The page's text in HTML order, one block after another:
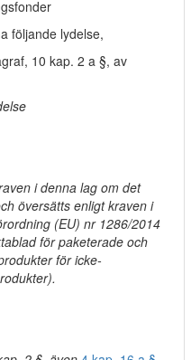
följande lydelse,
10 kap. 2 a §, av
i denna lag om det
översätts enligt kraven i
(EU) nr 1286/2014
för paketerade och
för icke-